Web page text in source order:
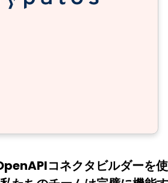
コネクタビルダーを使